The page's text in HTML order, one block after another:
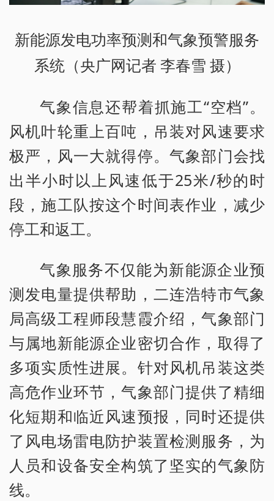
新能源发电功率预测和气象预警服务
系统（央广网记者 李春雪 摄）
气象信息还帮着抓施工“空档”。
风机叶轮重上百吨，吊装对风速要求
极严，风一大就得停。气象部门会找
出半小时以上风速低于25米/秒的时
段，施工队按这个时间表作业，减少
停工和返工。
气象服务不仅能为新能源企业预
测发电量提供帮助，二连浩特市气象
局高级工程师段慧霞介绍，气象部门
与属地新能源企业密切合作，取得了
多项实质性进展。针对风机吊装这类
高危作业环节，气象部门提供了精细
化短期和临近风速预报，同时还提供
了风电场雷电防护装置检测服务，为
人员和设备安全构筑了坚实的气象防
线。